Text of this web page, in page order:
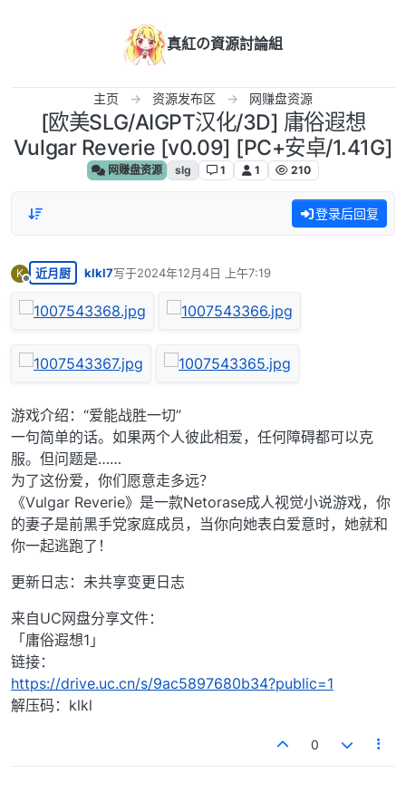
真紅の資源討論組
主页 资源发布区 网赚盘资源
[欧美SLG/AIGPT汉化/3D] 庸俗遐想
Vulgar Reverie [v0.09] [PC+安卓/1.41G]
网赚盘资源 slg 1 1 210
登录后回复
K
离线
近月厨 klkl7写于2024年12月4日 上午7:19
最后由 编辑
游戏介绍：“爱能战胜一切”
一句简单的话。如果两个人彼此相爱，任何障碍都可以克
服。但问题是……
为了这份爱，你们愿意走多远？
《Vulgar Reverie》是一款Netorase成人视觉小说游戏，你
的妻子是前黑手党家庭成员，当你向她表白爱意时，她就和
你一起逃跑了！
更新日志：未共享变更日志
来自UC网盘分享文件：
「庸俗遐想1」
链接：
https://drive.uc.cn/s/9ac5897680b34?public=1
解压码：klkl
0